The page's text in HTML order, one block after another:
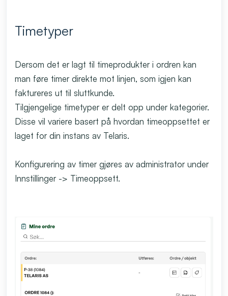
Timetyper
Dersom det er lagt til timeprodukter i ordren kan
man føre timer direkte mot linjen, som igjen kan
faktureres ut til sluttkunde.
Tilgjengelige timetyper er delt opp under kategorier.
Disse vil variere basert på hvordan timeoppsettet er
laget for din instans av Telaris.
Konfigurering av timer gjøres av administrator under
Innstillinger -> Timeoppsett.